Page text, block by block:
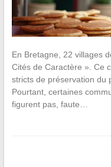
En Bretagne, 22 villages
Cités de Caractère ». Ce
stricts de préservation du
Pourtant, certaines
figurent pas, faute…